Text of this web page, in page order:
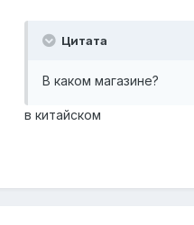
Цитата
В каком магазине?
в китайском